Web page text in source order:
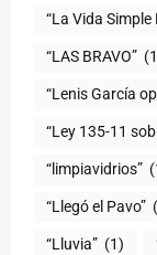
“La Vida Simple
“LAS BRAVO”
“Lenis García
“Ley 135-11
“limpiavidrios”
“Llegó el Pavo”
“Lluvia” (1)